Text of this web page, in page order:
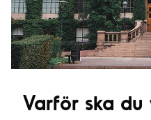
Varför ska